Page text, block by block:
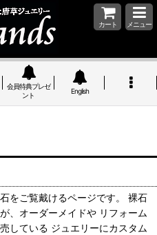
カート メニュー
会員特典プレゼ
ント
English
をご覧戴けるページです。 裸石
、オーダーメイドや リフォーム
している ジュエリーにカスタム